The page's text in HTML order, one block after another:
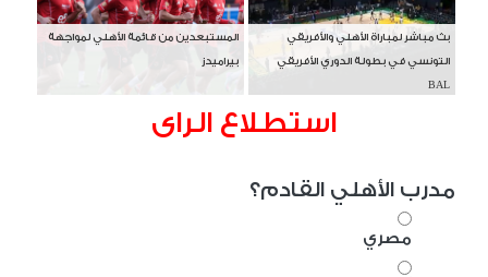
بث مباشر لمباراة الأهلي والأفريقي
التونسي في بطولة الدوري الأفريقي
BAL
المستبعدين من قائمة الأهلي لمواجهة
بيراميدز
استطلاع الراى
مدرب الأهلي القادم؟
مصري